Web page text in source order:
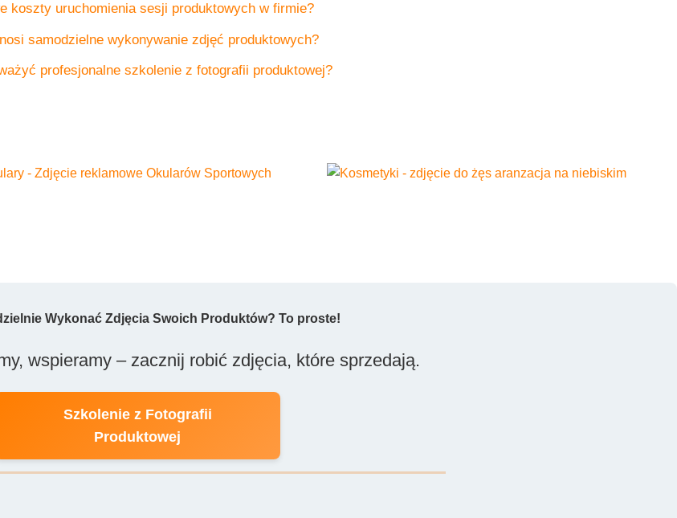
koszty uruchomienia sesji produktowych w firmie?
samodzielne wykonywanie zdjęć produktowych?
profesjonalne szkolenie z fotografii produktowej?
Wykonać Zdjęcia Swoich Produktów? To proste!
wspieramy – zacznij robić zdjęcia, które sprzedają.
Szkolenie z Fotografii
Produktowej